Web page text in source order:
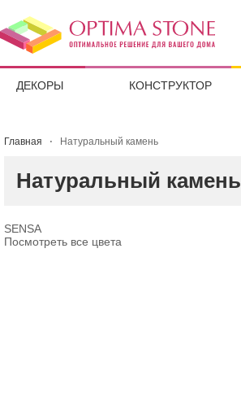
ДЕКОРЫ КОНСТРУКТОР
Главная Натуральный камень
Натуральный камень
SENSA
Посмотреть все цвета